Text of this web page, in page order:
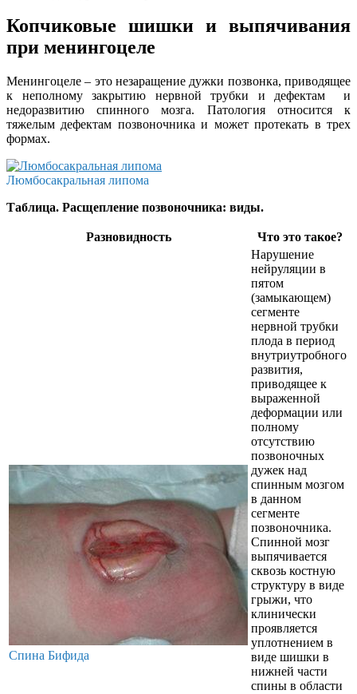
Копчиковые шишки и выпячивания
при менингоцеле
Менингоцеле – это незаращение дужки позвонка, приводящее
к неполному закрытию нервной трубки и дефектам и
недоразвитию спинного мозга. Патология относится к
тяжелым дефектам позвоночника и может протекать в трех
формах.
Люмбосакральная липома
Таблица. Расщепление позвоночника: виды.
Разновидность Что это такое?
Спина Бифида
Нарушение
нейруляции в
пятом
(замыкающем)
сегменте
нервной трубки
плода в период
внутриутробного
развития,
приводящее к
выраженной
деформации или
полному
отсутствию
позвоночных
дужек над
спинным мозгом
в данном
сегменте
позвоночника.
Спинной мозг
выпячивается
сквозь костную
структуру в виде
грыжи, что
клинически
проявляется
уплотнением в
виде шишки в
нижней части
спины в области